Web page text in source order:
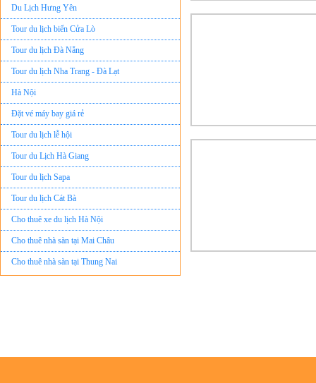
Tour du lịch biển Cửa Lò
Tour du lịch Đà Nẵng
Tour du lịch Nha Trang - Đà Lạt
Hà Nội
Đặt vé máy bay giá rẻ
Tour du lịch lễ hội
Tour du Lịch Hà Giang
Tour du lịch Sapa
Tour du lịch Cát Bà
Cho thuê xe du lịch Hà Nội
Cho thuê nhà sàn tại Mai Châu
Cho thuê nhà sàn tại Thung Nai
Nhà sàn tại Đảo Dừa Thung Nai